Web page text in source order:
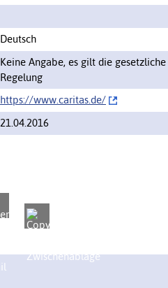
Deutsch
Keine Angabe, es gilt die gesetzliche
Regelung
https://www.caritas.de/‌
21.04.2016